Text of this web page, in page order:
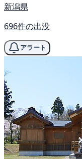
新潟県
696件の出没
アラート